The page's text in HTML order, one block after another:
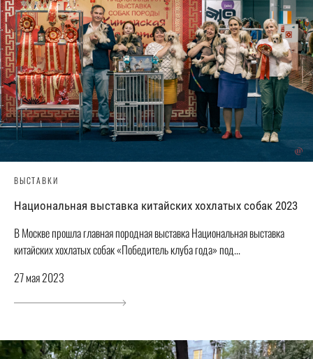
ВЫСТАВКИ
Национальная выставка китайских хохлатых собак 2023
В Москве прошла главная породная выставка Национальная выставка
китайских хохлатых собак «Победитель клуба года» под...
27 мая 2023